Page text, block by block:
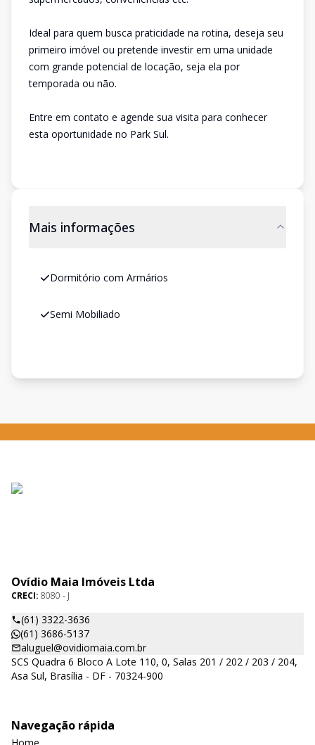
Ideal para quem busca praticidade na rotina, deseja seu
primeiro imóvel ou pretende investir em uma unidade
com grande potencial de locação, seja ela por
temporada ou não.
Entre em contato e agende sua visita para conhecer
esta oportunidade no Park Sul.
Mais informações
Dormitório com Armários
Semi Mobiliado
Ovídio Maia Imóveis Ltda
CRECI: 8080 - J
(61) 3322-3636
(61) 3686-5137
aluguel@ovidiomaia.com.br
SCS Quadra 6 Bloco A Lote 110, 0, Salas 201 / 202 / 203 / 204,
Asa Sul, Brasília - DF - 70324-900
Navegação rápida